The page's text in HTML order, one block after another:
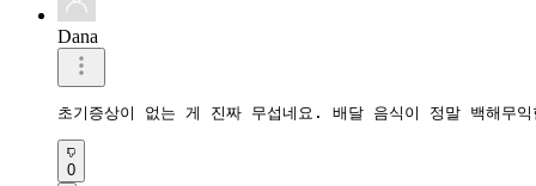
Dana
초기증상이 없는 게 진짜 무섭네요. 배달 음식이 정말 백해무
0